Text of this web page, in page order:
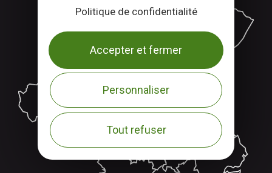
Politique de confidentialité
Accepter et fermer
Personnaliser
Tout refuser